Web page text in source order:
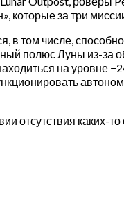
за три
в том числе,
полюс Луны из-за
на уровне
отсутствия каких-